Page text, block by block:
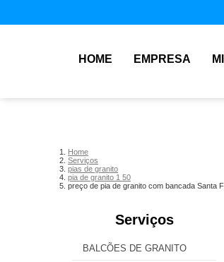
HOME EMPRESA
Home
Serviços
pias de granito
pia de granito 1 50
preço de pia de granito com bancada Santa
Serviços
BALCÕES DE GRANITO